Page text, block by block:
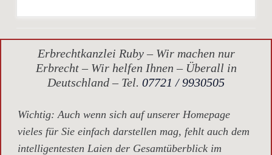
Erbrechtkanzlei Ruby – Wir machen nur
Erbrecht – Wir helfen Ihnen – Überall in
Deutschland – Tel. 07721 / 9930505
Wichtig: Auch wenn sich auf unserer Homepage
vieles für Sie einfach darstellen mag, fehlt auch dem
intelligentesten Laien der Gesamtüberblick im